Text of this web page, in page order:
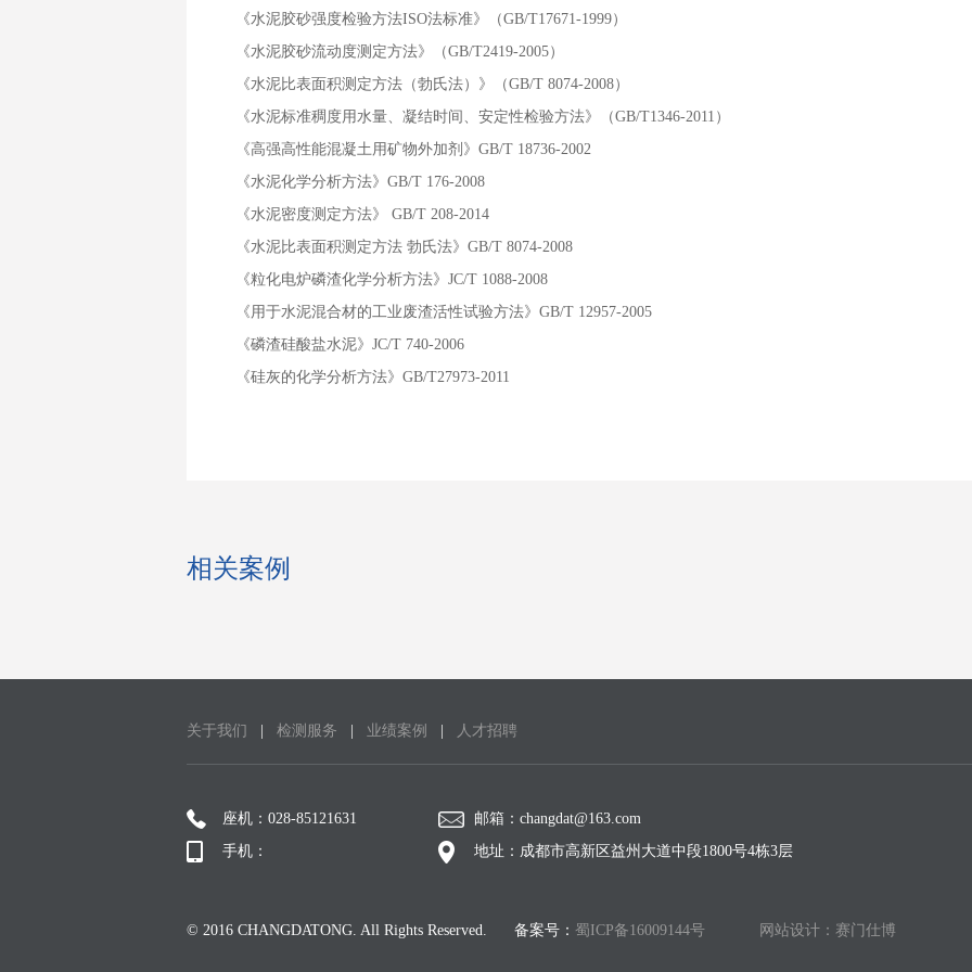
《水泥胶砂强度检验方法ISO法标准》（GB/T17671-1999）
《水泥胶砂流动度测定方法》（GB/T2419-2005）
《水泥比表面积测定方法（勃氏法）》（GB/T 8074-2008）
《水泥标准稠度用水量、凝结时间、安定性检验方法》（GB/T1346-2011）
《高强高性能混凝土用矿物外加剂》GB/T 18736-
《水泥化学分析方法》GB/T 176-
《水泥密度测定方法》 GB/T 208-2014
《水泥比表面积测定方法 勃氏法》GB/T 8074-2008
《粒化电炉磷渣化学分析方法》JC/T 1088-2008
《用于水泥混合材的工业废渣活性试验方法》GB/T 12957-2005
《磷渣硅酸盐水泥》JC/T 740-2006
《硅灰的化学分析方法》GB/T27973-2011
相关案例
关于我们 | 检测服务 | 业绩案例 | 人才招聘
座机：028-85121631
手机：
邮箱：changdat@163.com
地址：成都市高新区益州大道中段1800号4栋3层
© 2016 CHANGDATONG. All Rights Reserved. 备案号： 蜀ICP备16009144号 网站设计：赛门仕博